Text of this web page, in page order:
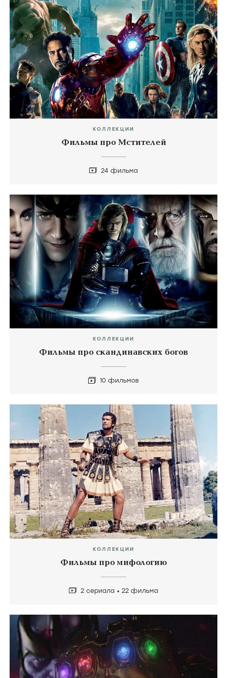
КОЛЛЕКЦИИ
Фильмы про Мстителей
24 фильма
КОЛЛЕКЦИИ
Фильмы про скандинавских богов
10 фильмов
КОЛЛЕКЦИИ
Фильмы про мифологию
2 сериала 22 фильма